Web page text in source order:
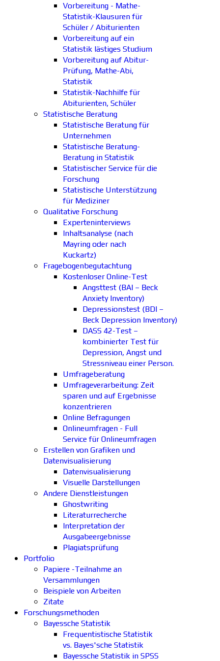
Vorbereitung - Mathe-
Statistik-Klausuren für
Schüler / Abiturienten
Vorbereitung auf ein
Statistik lästiges Studium
Vorbereitung auf Abitur-
Prüfung, Mathe-Abi,
Statistik
Statistik-Nachhilfe für
Abiturienten, Schüler
Statistische Beratung
Statistische Beratung für
Unternehmen
Statistische Beratung-
Beratung in Statistik
Statistischer Service für die
Forschung
Statistische Unterstützung
für Mediziner
Qualitative Forschung
Experteninterviews
Inhaltsanalyse (nach
Mayring oder nach
Kuckartz)
Fragebogenbegutachtung
Kostenloser Online-Test
Angsttest (BAI – Beck
Anxiety Inventory)
Depressionstest (BDI –
Beck Depression Inventory)
DASS 42-Test –
kombinierter Test für
Depression, Angst und
Stressniveau einer Person.
Umfrageberatung
Umfrageverarbeitung: Zeit
sparen und auf Ergebnisse
konzentrieren
Online Befragungen
Onlineumfragen - Full
Service für Onlineumfragen
Erstellen von Grafiken und
Datenvisualisierung
Datenvisualisierung
Visuelle Darstellungen
Andere Dienstleistungen
Ghostwriting
Literaturrecherche
Interpretation der
Ausgabeergebnisse
Plagiatsprüfung
Portfolio
Papiere -Teilnahme an
Versammlungen
Beispiele von Arbeiten
Zitate
Forschungsmethoden
Bayessche Statistik
Frequentistische Statistik
vs. Bayes'sche Statistik
Bayessche Statistik in SPSS